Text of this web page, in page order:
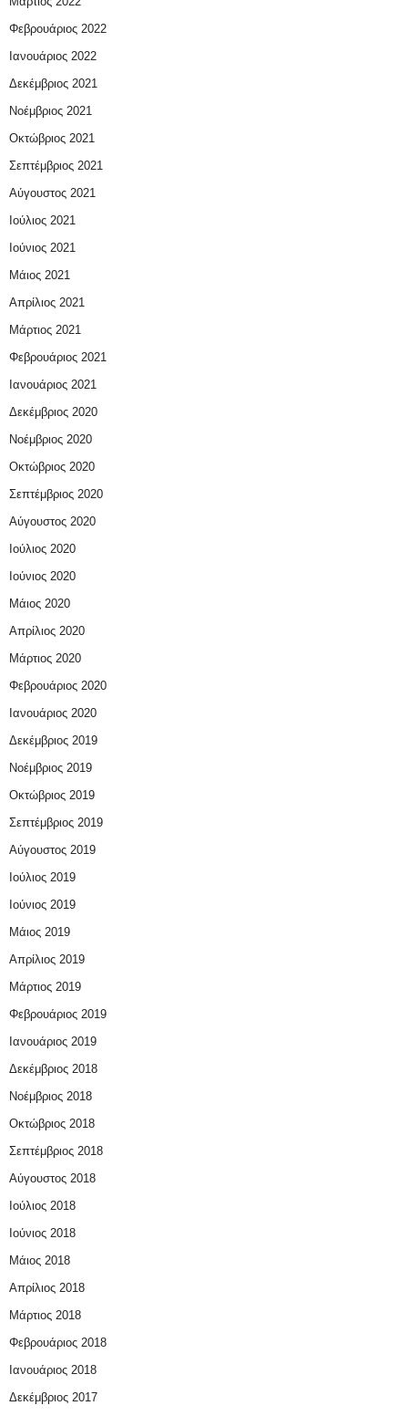
Φεβρουάριος 2022
Ιανουάριος 2022
Δεκέμβριος 2021
Νοέμβριος 2021
Οκτώβριος 2021
Σεπτέμβριος 2021
Αύγουστος 2021
Ιούλιος 2021
Ιούνιος 2021
Μάιος 2021
Απρίλιος 2021
Μάρτιος 2021
Φεβρουάριος 2021
Ιανουάριος 2021
Δεκέμβριος 2020
Νοέμβριος 2020
Οκτώβριος 2020
Σεπτέμβριος 2020
Αύγουστος 2020
Ιούλιος 2020
Ιούνιος 2020
Μάιος 2020
Απρίλιος 2020
Μάρτιος 2020
Φεβρουάριος 2020
Ιανουάριος 2020
Δεκέμβριος 2019
Νοέμβριος 2019
Οκτώβριος 2019
Σεπτέμβριος 2019
Αύγουστος 2019
Ιούλιος 2019
Ιούνιος 2019
Μάιος 2019
Απρίλιος 2019
Μάρτιος 2019
Φεβρουάριος 2019
Ιανουάριος 2019
Δεκέμβριος 2018
Νοέμβριος 2018
Οκτώβριος 2018
Σεπτέμβριος 2018
Αύγουστος 2018
Ιούλιος 2018
Ιούνιος 2018
Μάιος 2018
Απρίλιος 2018
Μάρτιος 2018
Φεβρουάριος 2018
Ιανουάριος 2018
Δεκέμβριος 2017